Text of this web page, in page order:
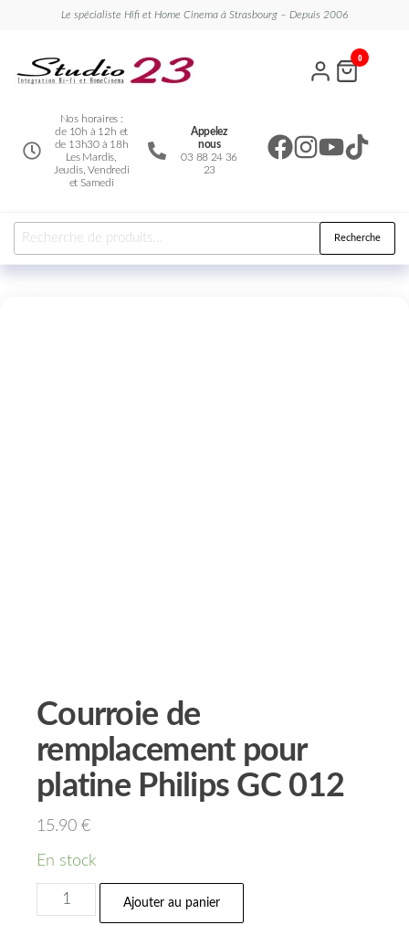
Le spécialiste Hifi et Home Cinema à Strasbourg – Depuis 2006
Nos horaires :
de 10h à 12h et
de 13h30 à 18h
Les Mardis,
Jeudis, Vendredi
et Samedi
Appelez
nous
03 88 24 36
23
0
Recherche
Courroie de
remplacement pour
platine Philips GC 012
15.90 €
En stock
Ajouter au panier